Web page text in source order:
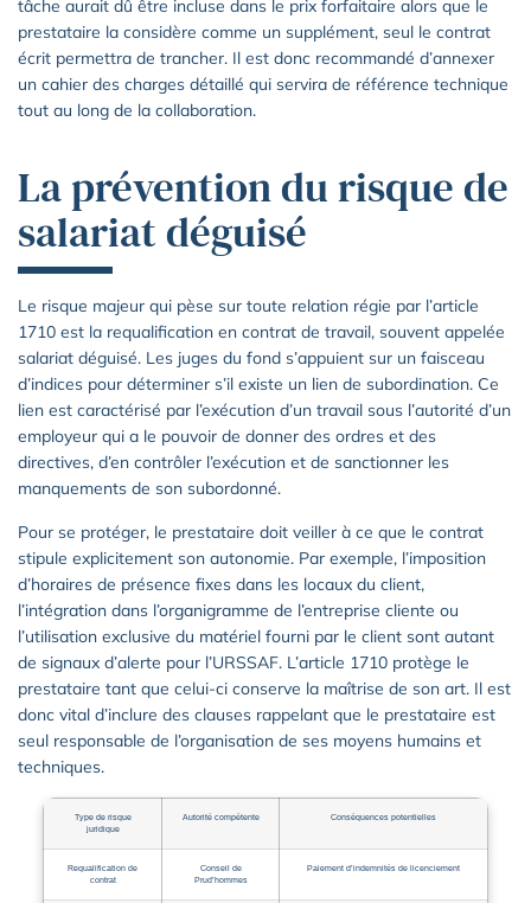
tâche aurait dû être incluse dans le prix forfaitaire alors que le
prestataire la considère comme un supplément, seul le contrat
écrit permettra de trancher. Il est donc recommandé d’annexer
un cahier des charges détaillé qui servira de référence technique
tout au long de la collaboration.
La prévention du risque de
salariat déguisé
Le risque majeur qui pèse sur toute relation régie par l’article
1710 est la requalification en contrat de travail, souvent appelée
salariat déguisé. Les juges du fond s’appuient sur un faisceau
d’indices pour déterminer s’il existe un lien de subordination. Ce
lien est caractérisé par l’exécution d’un travail sous l’autorité d’un
employeur qui a le pouvoir de donner des ordres et des
directives, d’en contrôler l’exécution et de sanctionner les
manquements de son subordonné.
Pour se protéger, le prestataire doit veiller à ce que le contrat
stipule explicitement son autonomie. Par exemple, l’imposition
d’horaires de présence fixes dans les locaux du client,
l’intégration dans l’organigramme de l’entreprise cliente ou
l’utilisation exclusive du matériel fourni par le client sont autant
de signaux d’alerte pour l’URSSAF. L’article 1710 protège le
prestataire tant que celui-ci conserve la maîtrise de son art. Il est
donc vital d’inclure des clauses rappelant que le prestataire est
seul responsable de l’organisation de ses moyens humains et
techniques.
Type de risque
juridique
Autorité compétente Conséquences potentielles
Requalification de
contrat
Conseil de
Prud’hommes
Paiement d’indemnités de licenciement